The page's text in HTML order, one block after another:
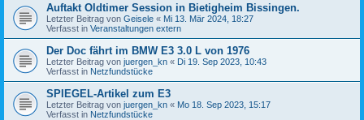
Auftakt Oldtimer Session in Bietigheim Bissingen.
Letzter Beitrag von Geisele « Mi 13. Mär 2024, 18:27
Verfasst in Veranstaltungen extern
Der Doc fährt im BMW E3 3.0 L von 1976
Letzter Beitrag von juergen_kn « Di 19. Sep 2023, 10:43
Verfasst in Netzfundstücke
SPIEGEL-Artikel zum E3
Letzter Beitrag von juergen_kn « Mo 18. Sep 2023, 15:17
Verfasst in Netzfundstücke